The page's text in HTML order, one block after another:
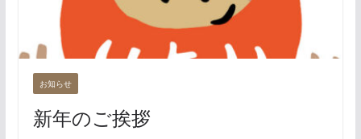
お知らせ
新年のご挨拶